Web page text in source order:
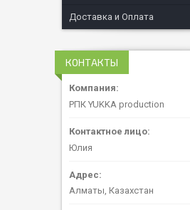
Доставка и Оплата
КОНТАКТЫ
РПК YUKKA production
Юлия
Алматы, Казахстан